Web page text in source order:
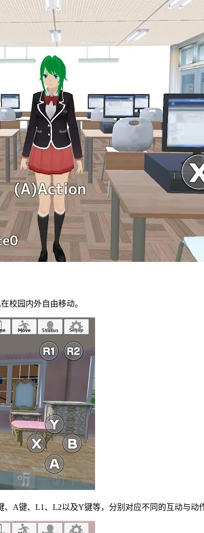
校园内外自由移动。
A键、L1、L2以及Y键等，分别对应不同的互动与动